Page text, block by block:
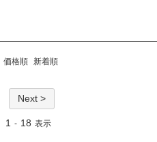
価格順 新着順
Next >
1 - 18 表示